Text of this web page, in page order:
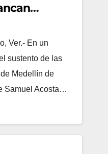
el
Ver.- En un
sustento de las
Medellín de
Samuel Acosta…